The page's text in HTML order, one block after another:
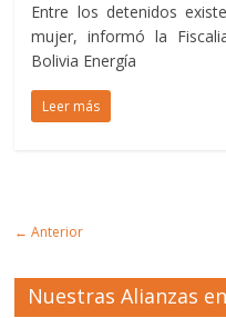
Entre los detenidos
mujer, informó la
Bolivia Energía
Leer más
← Anterior
Nuestras Alianzas